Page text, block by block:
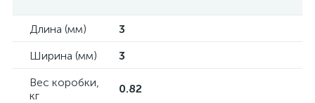
Длина (мм)
3
Ширина (мм)
3
Вес коробки,
кг
0.82